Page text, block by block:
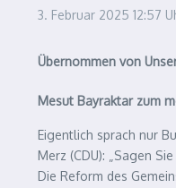
3. Februar 2025 12:57
Übernommen von
Mesut Bayraktar zum
Eigentlich sprach nur
Merz (CDU): „Sagen
Die Reform des